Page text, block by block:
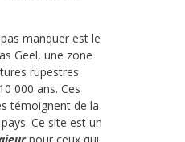
manquer est le
Geel, une zone
rupestres
000 ans. Ces
témoignent de la
Ce site est un